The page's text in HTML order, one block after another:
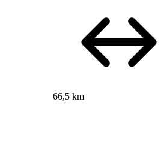
66,5 km